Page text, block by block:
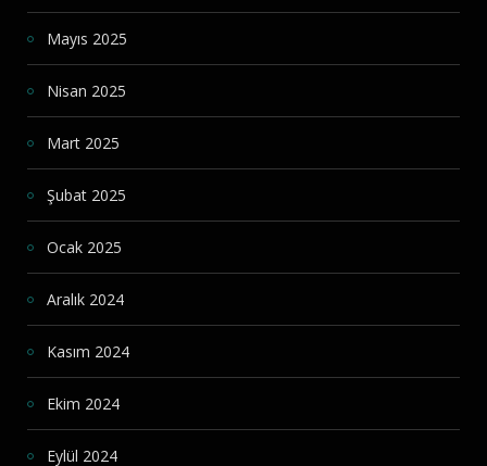
Mayıs 2025
Nisan 2025
Mart 2025
Şubat 2025
Ocak 2025
Aralık 2024
Kasım 2024
Ekim 2024
Eylül 2024